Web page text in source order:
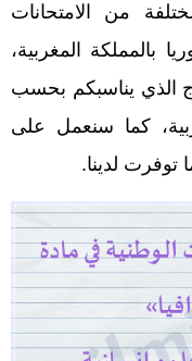
من الامتحانات
بالمملكة المغربية،
الذي يناسبكم بحسب
كما سنعمل على
توفرت لدينا.